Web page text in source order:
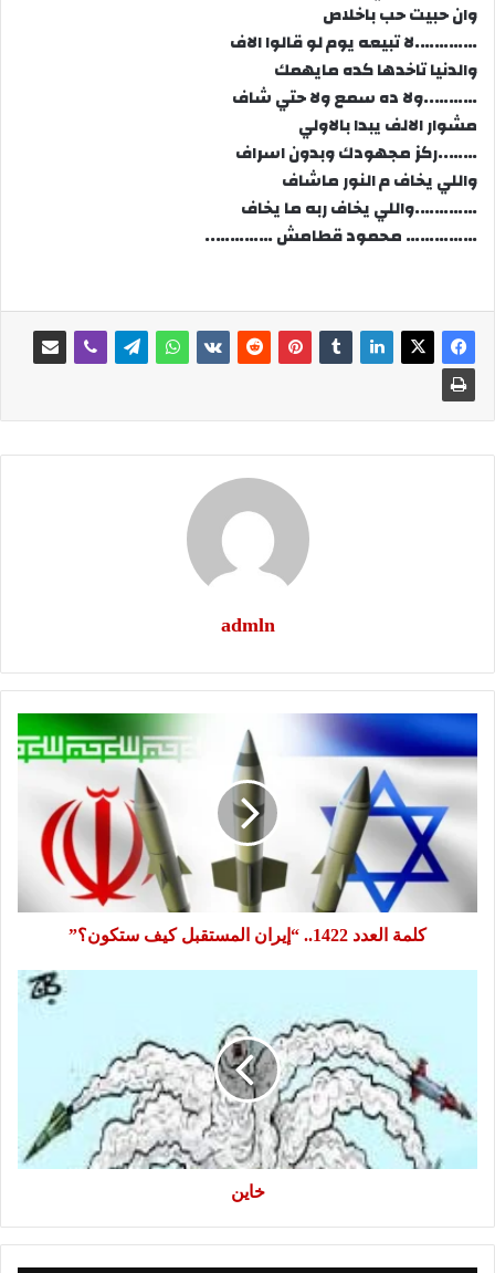
وان حبيت حب باخلاص
………….لا تبيعه يوم لو قالوا الاف
والدنيا تاخدها كده مايهمك
………..ولا ده سمع ولا حتي شاف
مشوار الالف يبدا بالاولي
……..ركز مجهودك وبدون اسراف
واللي يخاف م النور ماشاف
………….واللي يخاف ربه ما يخاف
…………… محمود قطامش …………..
admln
كلمة
العدد
1422..
“إيران
المستقبل
كيف
ستكون؟”
كلمة العدد 1422.. “إيران المستقبل كيف ستكون؟”
خاين